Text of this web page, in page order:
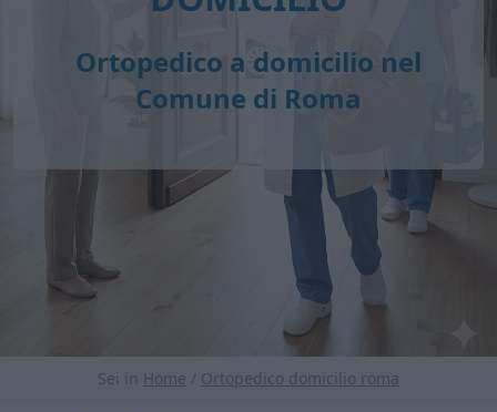
Ortopedico a domicilio nel
Comune di Roma
Sei in Home / Ortopedico domicilio roma